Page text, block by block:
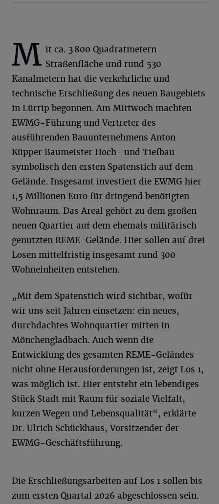
M it ca. 3 800 Quadratmetern
Straßenfläche und rund 530
Kanalmetern hat die verkehrliche und
technische Erschließung des neuen Baugebiets
in Lürrip begonnen. Am Mittwoch machten
EWMG-Führung und Vertreter des
ausführenden Bauunternehmens Anton
Küpper Baumeister Hoch- und Tiefbau
symbolisch den ersten Spatenstich auf dem
Gelände. Insgesamt investiert die EWMG hier
1,5 Millionen Euro für dringend benötigten
Wohnraum. Das Areal gehört zu dem großen
neuen Quartier auf dem ehemals militärisch
genutzten REME-Gelände. Hier sollen auf drei
Losen mittelfristig insgesamt rund 300
Wohneinheiten entstehen.
„Mit dem Spatenstich wird sichtbar, wofür
wir uns seit Jahren einsetzen: ein neues,
durchdachtes Wohnquartier mitten in
Mönchengladbach. Auch wenn die
Entwicklung des gesamten REME-Geländes
nicht ohne Herausforderungen ist, zeigt Los 1,
was möglich ist. Hier entsteht ein lebendiges
Stück Stadt mit Raum für soziale Vielfalt,
kurzen Wegen und Lebensqualität“, erklärte
Dr. Ulrich Schückhaus, Vorsitzender der
EWMG-Geschäftsführung.
Die Erschließungsarbeiten auf Los 1 sollen bis
zum ersten Quartal 2026 abgeschlossen sein.